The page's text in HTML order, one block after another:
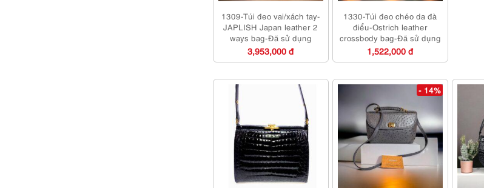
1309-Túi đeo vai/xách tay-
JAPLISH Japan leather 2
ways bag-Đã sử dụng
3,953,000 đ
1330-Túi đeo chéo da đà
điểu-Ostrich leather
crossbody bag-Đã sử dụng
1,522,000 đ
- 14%